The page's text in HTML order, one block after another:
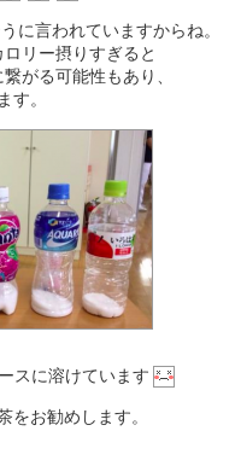
に言われていますからね。
リー摂りすぎると
がる可能性もあり、
す。
スに溶けています
をお勧めします。